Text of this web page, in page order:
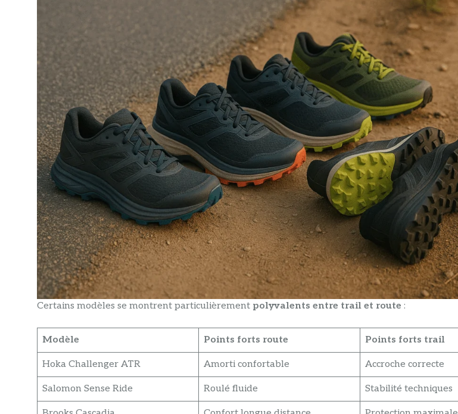
Certains modèles se montrent particulièrement polyvalents entre trail et route :
Modèle Points forts route Points forts trail
Hoka Challenger ATR Amorti confortable Accroche correcte
Salomon Sense Ride Roulé fluide Stabilité techniques